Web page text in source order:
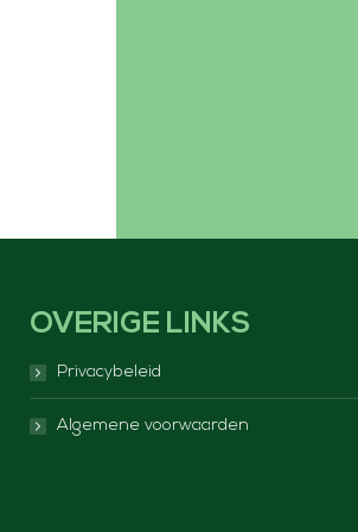
OVERIGE LINKS
Privacybeleid
Algemene voorwaarden